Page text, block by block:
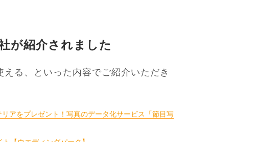
が紹介されました
る、といった内容でご紹介いただき
アをプレゼント！写真のデータ化サービス「節目写